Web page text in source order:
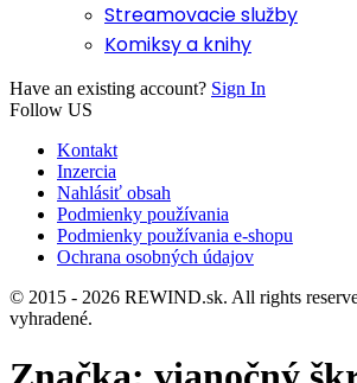
Streamovacie služby
Komiksy a knihy
Have an existing account? Sign In
Follow US
Kontakt
Inzercia
Nahlásiť obsah
Podmienky používania
Podmienky používania e-shopu
Ochrana osobných údajov
© 2015 - 2026 REWIND.sk. All rights
vyhradené.